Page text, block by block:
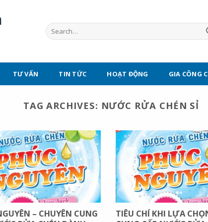
TƯ VẤN TIN TỨC HOẠT ĐỘNG GIA CÔNG
TAG ARCHIVES: NƯỚC RỬA CHÉN SỈ
– CHUYÊN CUNG
TIÊU CHÍ KHI LỰA